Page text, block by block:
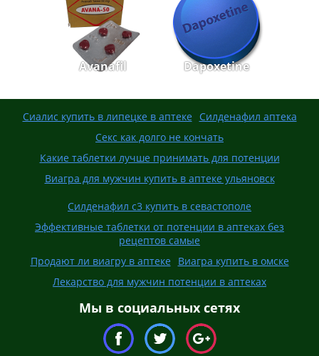
Avanafil Dapoxetine
Сиалис купить в липецке в аптеке Силденафил аптека
Секс как долго не кончать
Какие таблетки лучше принимать для потенции
Виагра для мужчин купить в аптеке ульяновск
Силденафил с3 купить в севастополе
Эффективные таблетки от потенции в аптеках без
рецептов самые
Продают ли виагру в аптеке
Виагра купить в омске
Лекарство для мужчин потенции в аптеках
Мы в социальных сетях